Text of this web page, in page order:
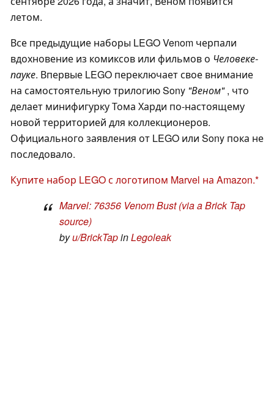
летом.
Все предыдущие наборы LEGO Venom черпали
вдохновение из комиксов или фильмов о Человеке-
пауке. Впервые LEGO переключает свое внимание
на самостоятельную трилогию Sony "Веном", что
делает минифигурку Тома Харди по-настоящему
новой территорией для коллекционеров.
Официального заявления от LEGO или Sony пока не
последовало.
Купите набор LEGO с логотипом Marvel на Amazon.
Marvel: 76356 Venom Bust (via a Brick Tap
source)
byu/BrickTapinLegoleak